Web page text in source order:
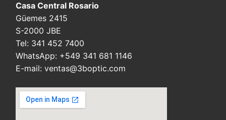
Casa Central Rosario
Güemes 2415
S-2000 JBE
Tel: 341 452 7400
WhatsApp: +549 341 681 1146
E-mail: ventas@3boptic.com